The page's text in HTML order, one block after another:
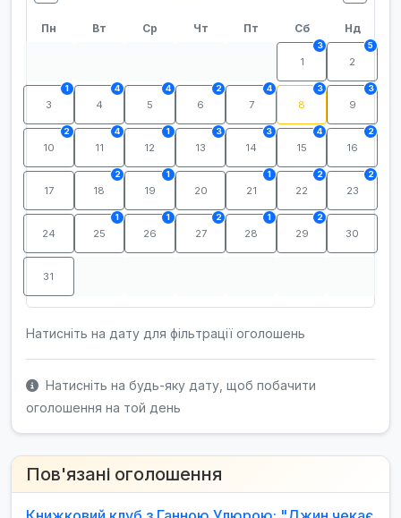
Пн Вт Ср Чт Пт Сб Нд
1
3
2
5
3
1
4
4
5
4
6
2
7
4
8
3
9
3
10
2
11
4
12
1
13
3
14
3
15
4
16
2
17 18
2
19
1
20 21
1
22
2
23
2
24 25
1
26
1
27
2
28
1
29
2
30
31
Натисніть на дату для фільтрації оголошень
Натисніть на будь-яку дату, щоб побачити
оголошення на той день
Пов'язані оголошення